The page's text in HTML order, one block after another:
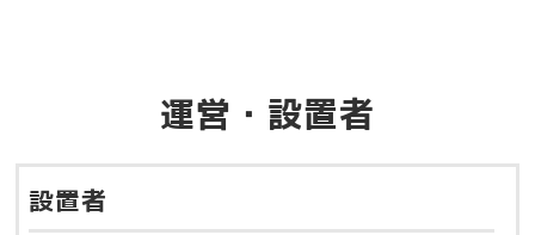
運営・設置者
設置者